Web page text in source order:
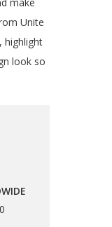
Unite
highlight
look so